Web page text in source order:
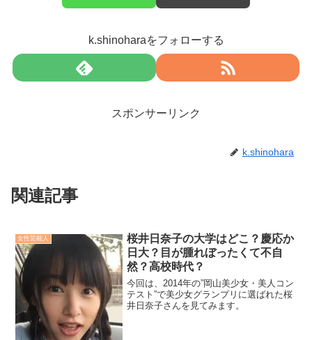
k.shinoharaをフォローする
スポンサーリンク
k.shinohara
関連記事
女性芸能人
桜井日奈子の大学はどこ？慶応か
日大？目が腫れぼったくて不自
然？高校時代？
今回は、2014年の”岡山美少女・美人コン
テスト”で美少女グランプリに選ばれた桜
井日奈子さんを見てみます。